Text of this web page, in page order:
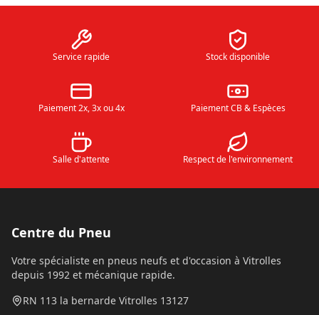
Service rapide Stock disponible
Paiement 2x, 3x ou 4x Paiement CB & Espèces
Salle d'attente Respect de l'environnement
Centre du Pneu
Votre spécialiste en pneus neufs et d'occasion à Vitrolles
depuis 1992 et mécanique rapide.
RN 113 la bernarde Vitrolles 13127